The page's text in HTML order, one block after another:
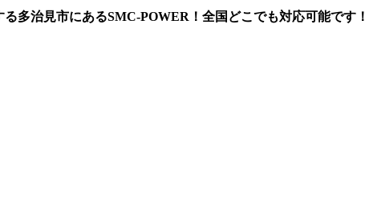
多治見市にあるSMC-POWER！全国どこでも対応可能です！